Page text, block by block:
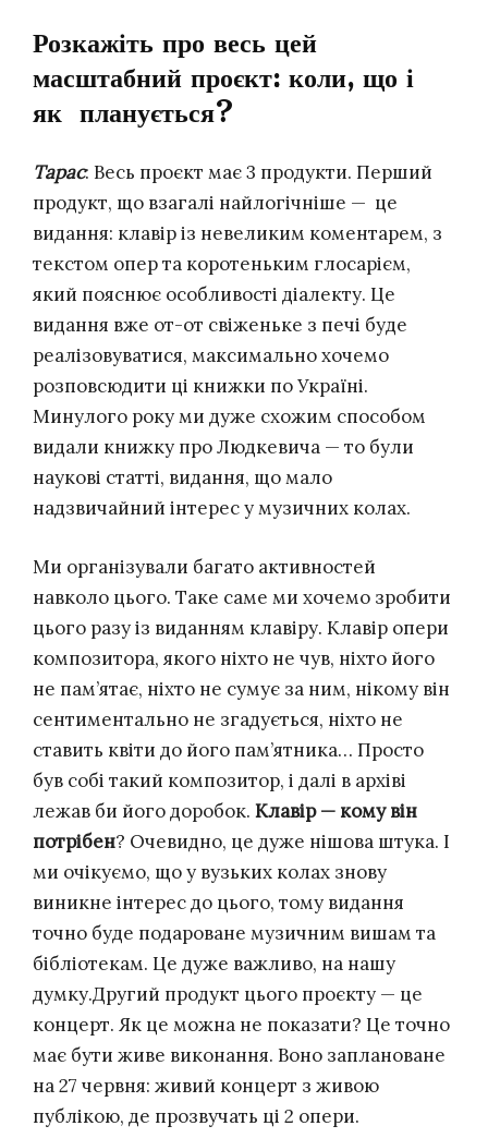
Розкажіть про весь цей
масштабний проєкт: коли, що і
як планується?
Тарас: Весь проєкт має 3 продукти. Перший
продукт, що взагалі найлогічніше — це
видання: клавір із невеликим коментарем, з
текстом опер та коротеньким глосарієм,
який пояснює особливості діалекту. Це
видання вже от-от свіженьке з печі буде
реалізовуватися, максимально хочемо
розповсюдити ці книжки по Україні.
Минулого року ми дуже схожим способом
видали книжку про Людкевича — то були
наукові статті, видання, що мало
надзвичайний інтерес у музичних колах.
Ми організували багато активностей
навколо цього. Таке саме ми хочемо зробити
цього разу із виданням клавіру. Клавір опери
композитора, якого ніхто не чув, ніхто його
не пам’ятає, ніхто не сумує за ним, нікому він
сентиментально не згадується, ніхто не
ставить квіти до його пам’ятника… Просто
був собі такий композитор, і далі в архіві
лежав би його доробок. Клавір — кому він
потрібен? Очевидно, це дуже нішова штука. І
ми очікуємо, що у вузьких колах знову
виникне інтерес до цього, тому видання
точно буде подароване музичним вишам та
бібліотекам. Це дуже важливо, на нашу
думку.Другий продукт цього проєкту — це
концерт. Як це можна не показати? Це точно
має бути живе виконання. Воно заплановане
на 27 червня: живий концерт з живою
публікою, де прозвучать ці 2 опери.